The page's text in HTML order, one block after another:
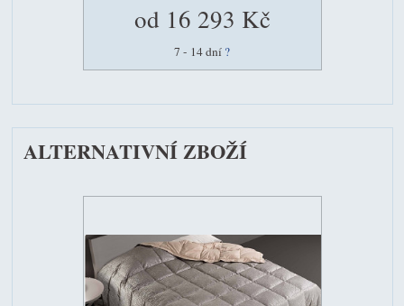
od 16 293 Kč
7 - 14 dní ?
ALTERNATIVNÍ ZBOŽÍ